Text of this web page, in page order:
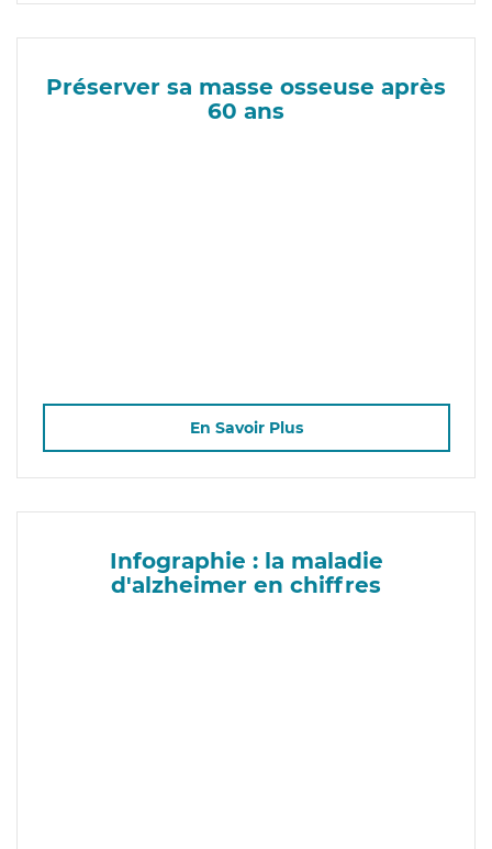
Préserver sa masse osseuse après
60 ans
En Savoir Plus
Infographie : la maladie
d'alzheimer en chiffres